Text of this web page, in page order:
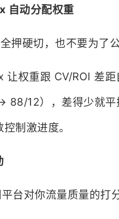
自动分配权重
押硬切，也不要为了
让权重跟 CV/ROI 差
88/12），差得少就
制激进度。
台对你流量质量的打